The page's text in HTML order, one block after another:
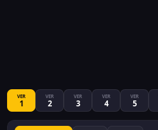
VER
1
VER
2
VER
3
VER
4
VER
5